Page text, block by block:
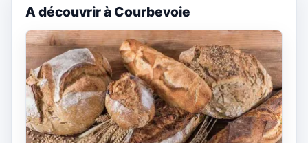
A découvrir à Courbevoie